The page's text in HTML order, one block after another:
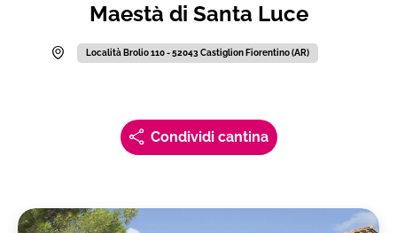
Maestà di Santa Luce
Località Brolio 110 - 52043 Castiglion Fiorentino (AR)
Condividi cantina